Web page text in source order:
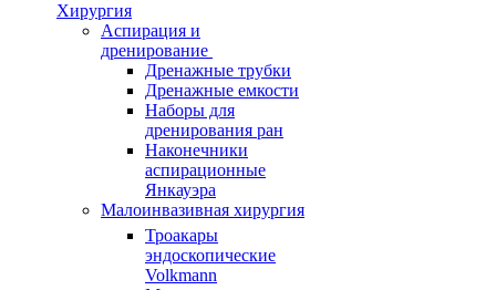
Хирургия
Аспирация и
дренирование
Дренажные трубки
Дренажные емкости
Наборы для
дренирования ран
Наконечники
аспирационные
Янкауэра
Малоинвазивная хирургия
Троакары
эндоскопические
Volkmann